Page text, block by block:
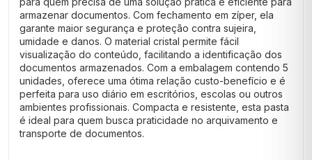
armazenar documentos. Com fechamento em zíper, ela
garante maior segurança e proteção contra sujeira,
umidade e danos. O material cristal permite fácil
visualização do conteúdo, facilitando a identificação dos
documentos armazenados. Com a embalagem contendo 5
unidades, oferece uma ótima relação custo-benefício e é
perfeita para uso diário em escritórios, escolas ou outros
ambientes profissionais. Compacta e resistente, esta pasta
é ideal para quem busca praticidade no arquivamento e
transporte de documentos.